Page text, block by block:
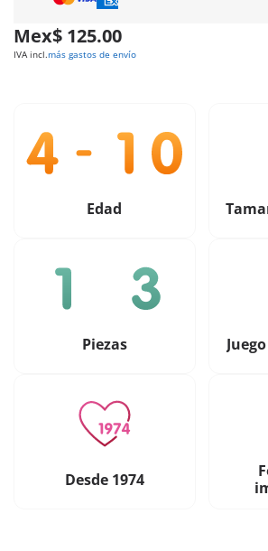
Mex$ 125.00
IVA incl.más gastos de envío
Edad
Piezas
Desde 1974